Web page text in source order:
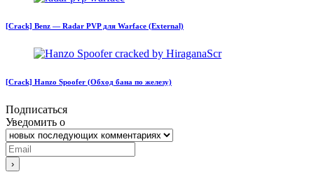
[Crack] Benz — Radar PVP для Warface (External)
[Crack] Hanzo Spoofer (Обход бана по железу)
Подписаться
Уведомить о